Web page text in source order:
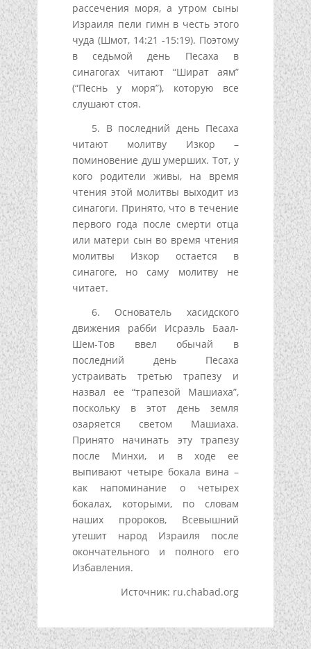
рассечения моря, а утром сыны
Израиля пели гимн в честь этого
чуда (Шмот, 14:21 -15:19). Поэтому
в седьмой день Песаха в
синагогах читают “Шират аям”
(“Песнь у моря”), которую все
слушают стоя.
5. В последний день Песаха
читают молитву Изкор –
поминовение душ умерших. Тот, у
кого родители живы, на время
чтения этой молитвы выходит из
синагоги. Принято, что в течение
первого года после смерти отца
или матери сын во время чтения
молитвы Изкор остается в
синагоге, но саму молитву не
читает.
6. Основатель хасидского
движения рабби Исраэль Баал-
Шем-Тов ввел обычай в
последний день Песаха
устраивать третью трапезу и
назвал ее “трапезой Машиаха”,
поскольку в этот день земля
озаряется светом Машиаха.
Принято начинать эту трапезу
после Минхи, и в ходе ее
выпивают четыре бокала вина –
как напоминание о четырех
бокалах, которыми, по словам
наших пророков, Всевышний
утешит народ Израиля после
окончательного и полного его
Избавления.
Источник: ru.chabad.org